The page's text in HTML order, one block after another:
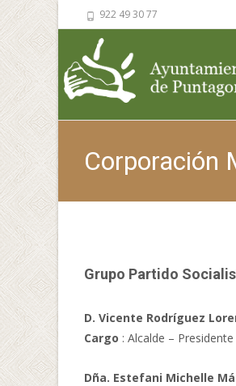
922 49 30 77
Corporación
Grupo Partido
D. Vicente Rodríguez
Cargo : Alcalde – Presidente
Dña. Estefani Michelle